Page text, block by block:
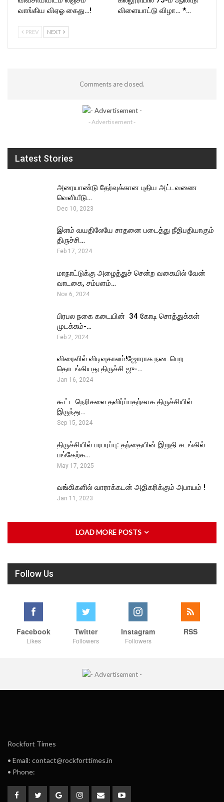
வாங்கிய விஏஓ கைது…!
விளையாட்டு விழா… *…
PREV NEXT
Comments are closed.
- Advertisement -
Latest Stories
அரையாண்டு தேர்வுக்கான புதிய அட்டவணை
வெளியீடு…
Dec 10, 2023
இளம் வயதிலேயே சாதனை படைத்து நீதிபதியாகும்
திருச்சி…
Feb 17, 2024
மாநாட்டுக்கு அழைத்துச் சென்ற வகையில் வேன்
வாடகை, சம்பளம்…
Nov 6, 2024
பிரபல நகை கடையின் ₹ 34 கோடி சொத்துக்கள்
முடக்கம்-…
Feb 2, 2024
விரைவில் விடிவுகாலம்!ஜோராக நடைபெற
தொடங்கியது திருச்சி ஜு-…
Jan 16, 2024
கூட்ட நெரிசலை தவிர்ப்பதற்காக திருச்சியில்
இருந்து…
Sep 15, 2024
திருச்சியில் பரபரப்பு: தந்தையின் இறுதி சடங்கில்
பங்கேற்க…
May 17, 2025
வங்கிகளில் வாராக்கடன் அதிகரிக்கும் அபாயம் !
Jan 11, 2023
LOAD MORE POSTS
Follow Us
Facebook
Likes
Twitter
Followers
Instagram
Followers
RSS
Rockfort Times
• Email: contact@rockforttimes.in
• Phone: